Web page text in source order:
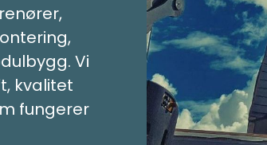
Vi
kvalitet
fungerer